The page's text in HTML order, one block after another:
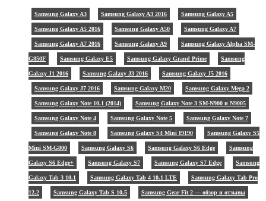
Samsung Galaxy A3 Samsung Galaxy A3 2016 Samsung Galaxy A5
Samsung Galaxy A5 2016 Samsung Galaxy A50 Samsung Galaxy A7
Samsung Galaxy A7 2016 Samsung Galaxy A9 Samsung Galaxy Alpha SM-
G850F Samsung Galaxy E5 Samsung Galaxy Grand Prime Samsung
Galaxy J1 2016 Samsung Galaxy J3 2016 Samsung Galaxy J5 2016
Samsung Galaxy J7 2016 Samsung Galaxy M20 Samsung Galaxy Mega 2
Samsung Galaxy Note 10.1 (2014) Samsung Galaxy Note 3 SM-N900 и N9005
Samsung Galaxy Note 4 Samsung Galaxy Note 5 Samsung Galaxy Note 7
Samsung Galaxy Note 8 Samsung Galaxy S4 Mini I9190 Samsung Galaxy S5
Mini SM-G800 Samsung Galaxy S6 Samsung Galaxy S6 Edge Samsung
Galaxy S6 Edge+ Samsung Galaxy S7 Samsung Galaxy S7 Edge Samsung
Galaxy Tab 3 10.1 Samsung Galaxy Tab 4 10.1 LTE Samsung Galaxy Tab Pro
12.2 Samsung Galaxy Tab S 10.5 Samsung Gear Fit 2 — обзор и отзывы